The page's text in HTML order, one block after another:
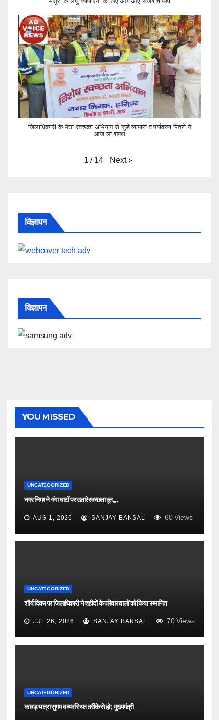
जिलाधिकारी के मेघा स्वच्छता अभियान से जुड़े व्यापारी व पर्यावरण मित्रो ने
आज ली शपथ
1 / 14 Next »
विज्ञापन
विज्ञापन
YOU MISSED
UNCATEGORIZED
नगर निगम ने गंगा घाटों पर उतारे स्वच्छता दूत,,,,
AUG 1, 2026 SANJAY BANSAL 60 Views
UNCATEGORIZED
शौर्य दिवस पर जिलाधिकारी ने शहीदों के परिवार वालों को किया सम्मानित
JUL 26, 2026 SANJAY BANSAL 70 Views
UNCATEGORIZED
कावड़ यात्रा सुगम व व्यवस्थित तरीके से हो ; मुख्यमंत्री